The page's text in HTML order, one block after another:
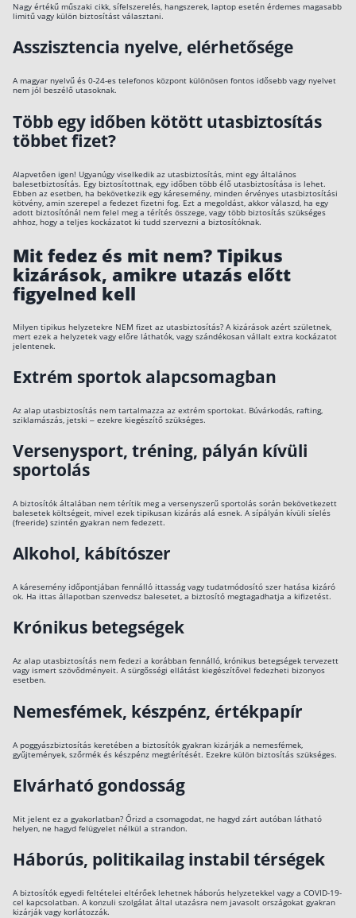
Nagy értékű műszaki cikk, sífelszerelés, hangszerek, laptop esetén érdemes magasabb
limitű vagy külön biztosítást választani.
Asszisztencia nyelve, elérhetősége
A magyar nyelvű és 0-24-es telefonos központ különösen fontos idősebb vagy nyelvet
nem jól beszélő utasoknak.
Több egy időben kötött utasbiztosítás
többet fizet?
Alapvetően igen! Ugyanúgy viselkedik az utasbiztosítás, mint egy általános
balesetbiztosítás. Egy biztosítottnak, egy időben több élő utasbiztosítása is lehet.
Ebben az esetben, ha bekövetkezik egy káresemény, minden érvényes utasbiztosítási
kötvény, amin szerepel a fedezet fizetni fog. Ezt a megoldást, akkor válaszd, ha egy
adott biztosítónál nem felel meg a térítés összege, vagy több biztosítás szükséges
ahhoz, hogy a teljes kockázatot ki tudd szervezni a biztosítóknak.
Mit fedez és mit nem? Tipikus
kizárások, amikre utazás előtt
figyelned kell
Milyen tipikus helyzetekre NEM fizet az utasbiztosítás? A kizárások azért születnek,
mert ezek a helyzetek vagy előre láthatók, vagy szándékosan vállalt extra kockázatot
jelentenek.
Extrém sportok alapcsomagban
Az alap utasbiztosítás nem tartalmazza az extrém sportokat. Búvárkodás, rafting,
sziklamászás, jetski – ezekre kiegészítő szükséges.
Versenysport, tréning, pályán kívüli
sportolás
A biztosítók általában nem térítik meg a versenyszerű sportolás során bekövetkezett
balesetek költségeit, mivel ezek tipikusan kizárás alá esnek. A sípályán kívüli síelés
(freeride) szintén gyakran nem fedezett.
Alkohol, kábítószer
A káresemény időpontjában fennálló ittasság vagy tudatmódosító szer hatása kizáró
ok. Ha ittas állapotban szenvedsz balesetet, a biztosító megtagadhatja a kifizetést.
Krónikus betegségek
Az alap utasbiztosítás nem fedezi a korábban fennálló, krónikus betegségek tervezett
vagy ismert szövődményeit. A sürgősségi ellátást kiegészítővel fedezheti bizonyos
esetben.
Nemesfémek, készpénz, értékpapír
A poggyászbiztosítás keretében a biztosítók gyakran kizárják a nemesfémek,
gyűjtemények, szőrmék és készpénz megtérítését. Ezekre külön biztosítás szükséges.
Elvárható gondosság
Mit jelent ez a gyakorlatban? Őrizd a csomagodat, ne hagyd zárt autóban látható
helyen, ne hagyd felügyelet nélkül a strandon.
Háborús, politikailag instabil térségek
A biztosítók egyedi feltételei eltérőek lehetnek háborús helyzetekkel vagy a COVID-19-
cel kapcsolatban. A konzuli szolgálat által utazásra nem javasolt országokat gyakran
kizárják vagy korlátozzák.